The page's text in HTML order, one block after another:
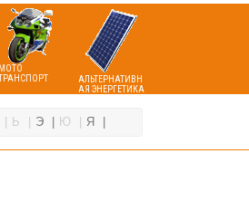
МОТО
АЛЬТЕРНАТИВН
АЯ ЭНЕРГЕТИКА
Ь Э Ю Я